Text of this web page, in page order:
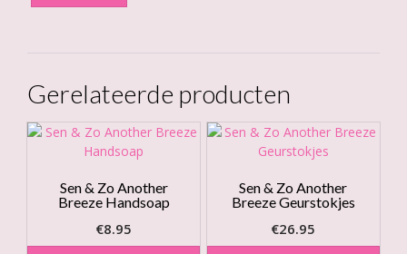
Gerelateerde producten
Sen & Zo Another
Breeze Handsoap
€8.95
Sen & Zo Another
Breeze Geurstokjes
€26.95